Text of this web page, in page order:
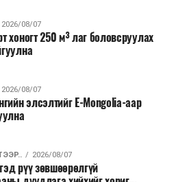
байгаль орчинд аюулгүй
эрс бууруулах
температурт шатааснаар
буурч, бактери, вирус
бичил биетнийг устгах
үүсэх дулааныг цахилгаан
үйлдвэрлэхэд ашиглаж
хувьд шаталтын дараа
ашигт эрдсийг сэргээн
2026/08/07
хоногт 250 м³ лаг боловсруулах
2026/08/07
элсэлтийг E-Mongolia-аар
2026/08/07
рүү зөвшөөрөлгүй